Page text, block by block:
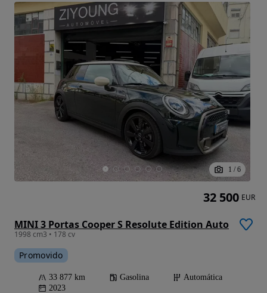
1 / 6
MINI 3 Portas Cooper S Resolute Edition Auto
1998 cm3 • 178 cv
Promovido
33 877 km Gasolina
Automática
2023
32 500 EUR